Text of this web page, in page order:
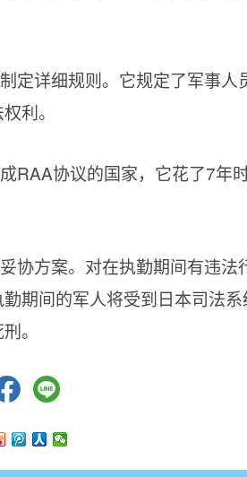
定详细规则。它规定了军事人
利。
RAA协议的国家，它花了7年
协方案。对在执勤期间有违法
期间的军人将受到日本司法
。